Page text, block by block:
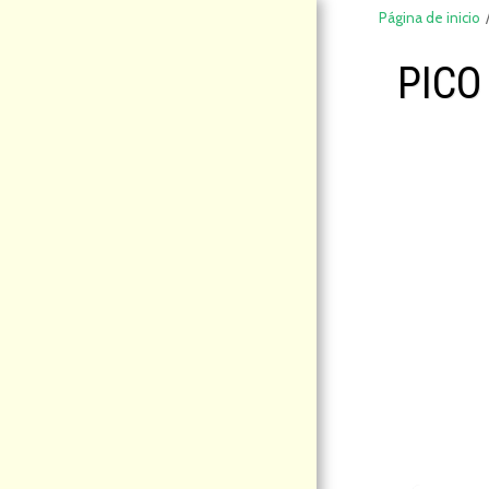
Página de inicio